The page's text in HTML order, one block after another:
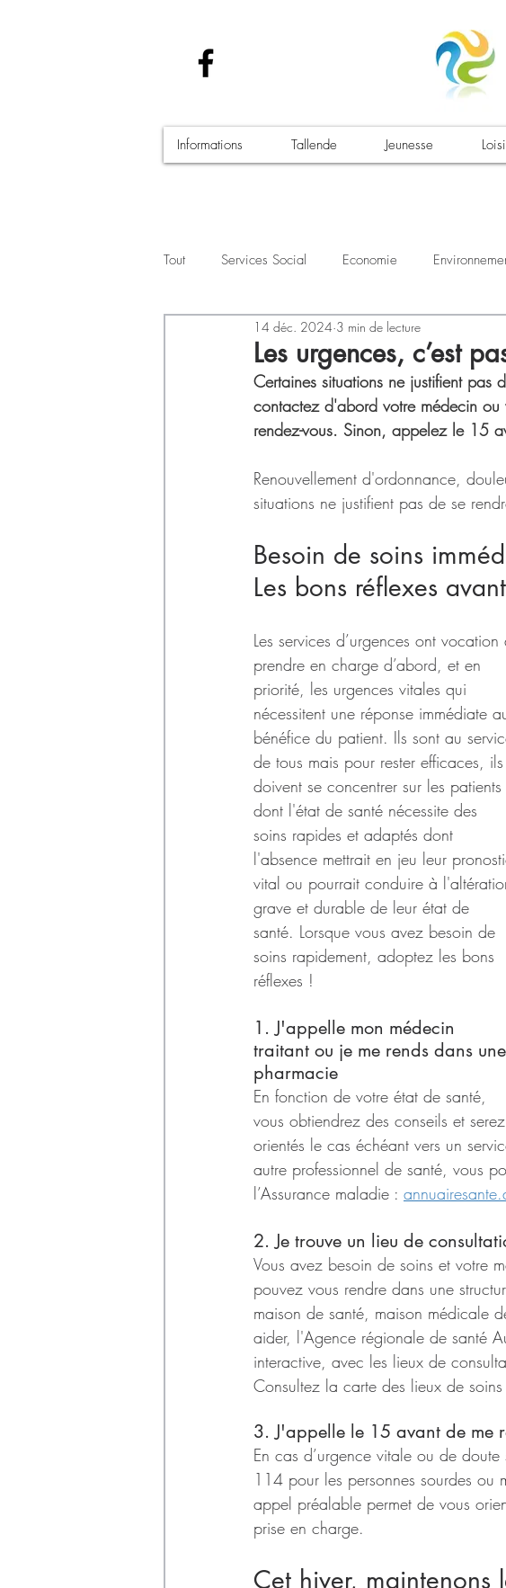
Informations Tallende Jeunesse
Tout Services Social Economie
Santé - Covid-19 Culture Manifestations
Les urgences, c’est
14 déc. 2024 3 min de lecture
Certaines situations ne justifient pas
contactez d'abord votre médecin
rendez-vous. Sinon, appelez le 15
Renouvellement d'ordonnance,
situations ne justifient pas de se
Besoin de soins
Les bons réflexes
Les services d’urgences ont vocation
prendre en charge d’abord, et en
priorité, les urgences vitales qui
nécessitent une réponse immédiate
bénéfice du patient. Ils sont au
de tous mais pour rester efficaces, ils
doivent se concentrer sur les patients
dont l'état de santé nécessite des
soins rapides et adaptés dont
l'absence mettrait en jeu leur
vital ou pourrait conduire à
grave et durable de leur état de
santé. Lorsque vous avez besoin de
soins rapidement, adoptez les bons
réflexes !
1. J'appelle mon médecin
traitant ou je me rends dans une
pharmacie
En fonction de votre état de santé,
vous obtiendrez des conseils et serez
orientés le cas échéant vers un
autre professionnel de santé, vous
l’Assurance maladie :
2. Je trouve un lieu de
Vous avez besoin de soins et votre
pouvez vous rendre dans une
maison de santé, maison médicale
aider, l'Agence régionale de santé
interactive, avec les lieux de
Consultez la carte des lieux de
3. J'appelle le 15 avant de me
En cas d’urgence vitale ou de
114 pour les personnes sourdes ou
appel préalable permet de vous
prise en charge.
Cet hiver, maintenons